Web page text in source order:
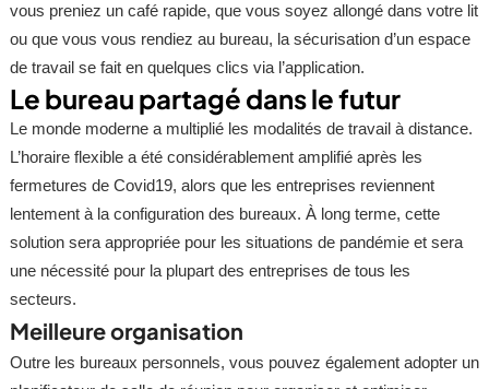
vous preniez un café rapide, que vous soyez allongé dans votre lit
ou que vous vous rendiez au bureau, la sécurisation d’un espace
de travail se fait en quelques clics via l’application.
Le bureau partagé dans le futur
Le monde moderne a multiplié les modalités de travail à distance.
L’horaire flexible a été considérablement amplifié après les
fermetures de Covid19, alors que les entreprises reviennent
lentement à la configuration des bureaux. À long terme, cette
solution sera appropriée pour les situations de pandémie et sera
une nécessité pour la plupart des entreprises de tous les
secteurs.
Meilleure organisation
Outre les bureaux personnels, vous pouvez également adopter un